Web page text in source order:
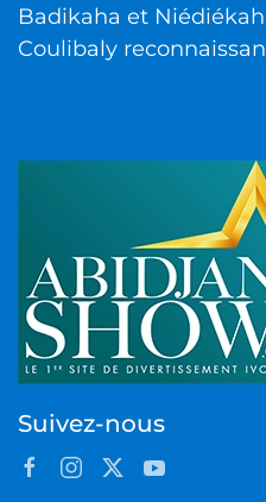
Badikaha et
Coulibaly
Suivez-nous